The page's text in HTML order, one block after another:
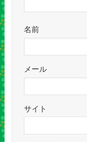
名前
メール
サイト